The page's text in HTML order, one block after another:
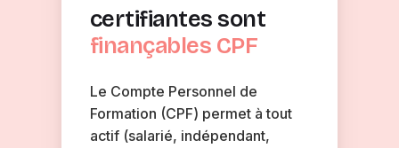
certifiantes sont
finançables CPF
Le Compte Personnel de
Formation (CPF) permet à tout
actif (salarié, indépendant,